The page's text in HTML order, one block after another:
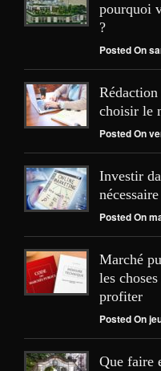
pourquoi
?
Posted On
choisir le
Posted On
Investir
Posted On
Marché
les
profiter
Posted On
Que faire